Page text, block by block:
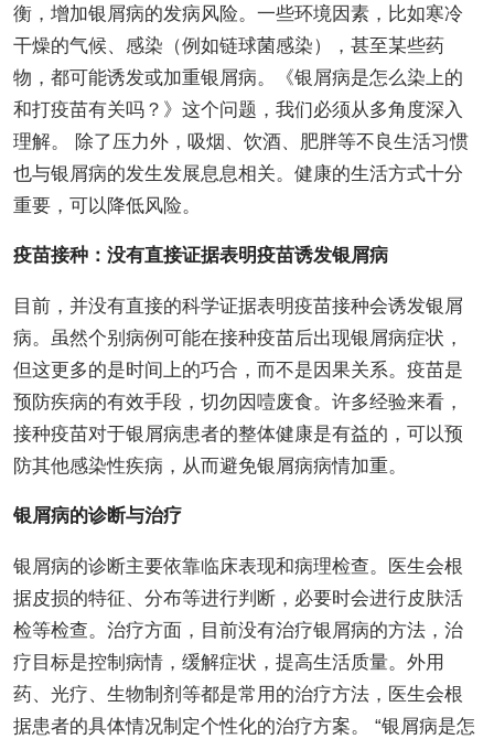
衡，增加银屑病的发病风险。一些环境因素，比如寒冷
干燥的气候、感染（例如链球菌感染），甚至某些药
物，都可能诱发或加重银屑病。《银屑病是怎么染上的
和打疫苗有关吗？》这个问题，我们必须从多角度深入
理解。 除了压力外，吸烟、饮酒、肥胖等不良生活习惯
也与银屑病的发生发展息息相关。健康的生活方式十分
重要，可以降低风险。
疫苗接种：没有直接证据表明疫苗诱发银屑病
目前，并没有直接的科学证据表明疫苗接种会诱发银屑
病。虽然个别病例可能在接种疫苗后出现银屑病症状，
但这更多的是时间上的巧合，而不是因果关系。疫苗是
预防疾病的有效手段，切勿因噎废食。许多经验来看，
接种疫苗对于银屑病患者的整体健康是有益的，可以预
防其他感染性疾病，从而避免银屑病病情加重。
银屑病的诊断与治疗
银屑病的诊断主要依靠临床表现和病理检查。医生会根
据皮损的特征、分布等进行判断，必要时会进行皮肤活
检等检查。治疗方面，目前没有治疗银屑病的方法，治
疗目标是控制病情，缓解症状，提高生活质量。外用
药、光疗、生物制剂等都是常用的治疗方法，医生会根
据患者的具体情况制定个性化的治疗方案。 “银屑病是怎